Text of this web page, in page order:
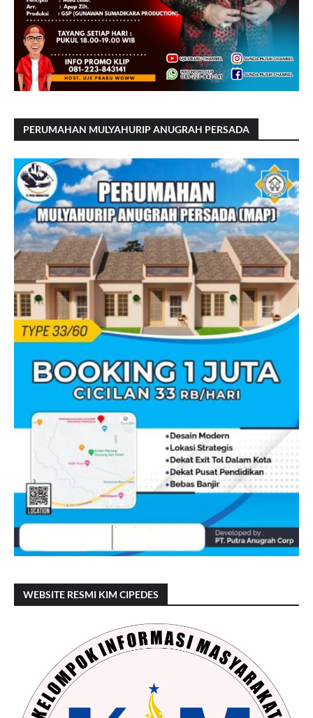
PERUMAHAN MULYAHURIP ANUGRAH PERSADA
WEBSITE RESMI KIM CIPEDES